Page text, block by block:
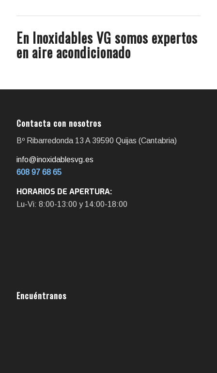
En Inoxidables VG somos expertos
en aire acondicionado
Contacta con nosotros
Bº Ribarredonda 13 A 39590 Quijas (Cantabria)
info@inoxidablesvg.es
608 97 68 65
HORARIOS DE APERTURA:
Lu-Vi: 8:00-13:00 y 14:00-18:00
Encuéntranos